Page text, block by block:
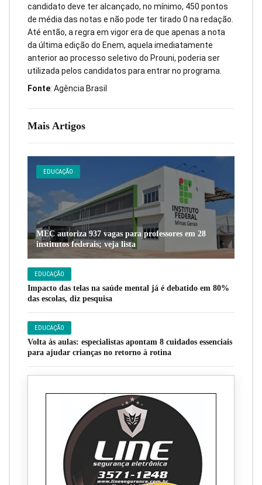
Mais Artigos
EDUCAÇÃO
MEC autoriza 937 vagas para professores em 28
institutos federais; veja lista
EDUCAÇÃO
Impacto das telas na saúde mental já é debatido em 80%
das escolas, diz pesquisa
EDUCAÇÃO
Volta às aulas: especialistas apontam 8 cuidados essenciais
para ajudar crianças no retorno à rotina
candidato deve ter alcançado, no mínimo, 450 pontos
de média das notas e não pode ter tirado 0 na redação.
Até então, a regra em vigor era de que apenas a nota
da última edição do Enem, aquela imediatamente
anterior ao processo seletivo do Prouni, poderia ser
utilizada pelos candidatos para entrar no programa.
Fonte: Agência Brasil